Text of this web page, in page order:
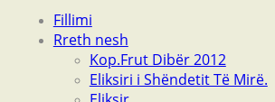
Fillimi
Rreth nesh
Kop.Frut Dibër 2012
Eliksiri i Shëndetit Të Mirë.